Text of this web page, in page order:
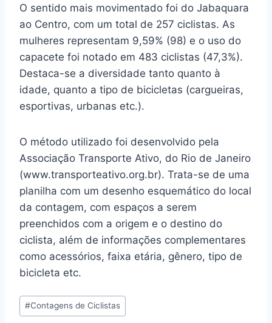
O sentido mais movimentado foi do Jabaquara
ao Centro, com um total de 257 ciclistas. As
mulheres representam 9,59% (98) e o uso do
capacete foi notado em 483 ciclistas (47,3%).
Destaca-se a diversidade tanto quanto à
idade, quanto a tipo de bicicletas (cargueiras,
esportivas, urbanas etc.).
O método utilizado foi desenvolvido pela
Associação Transporte Ativo, do Rio de Janeiro
(www.transporteativo.org.br). Trata-se de uma
planilha com um desenho esquemático do local
da contagem, com espaços a serem
preenchidos com a origem e o destino do
ciclista, além de informações complementares
como acessórios, faixa etária, gênero, tipo de
bicicleta etc.
Tags
do
#Contagens de Ciclistas